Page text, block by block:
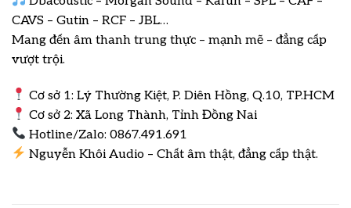
CAVS – Gutin – RCF – JBL…
Mang đến âm thanh trung thực – mạnh mẽ – đẳng cấp
vượt trội.
Cơ sở 1: Lý Thường Kiệt, P. Diên Hồng, Q.10, TP.HCM
Cơ sở 2: Xã Long Thành, Tỉnh Đồng Nai
Hotline/Zalo: 0867.491.691
Nguyễn Khôi Audio – Chất âm thật, đẳng cấp thật.